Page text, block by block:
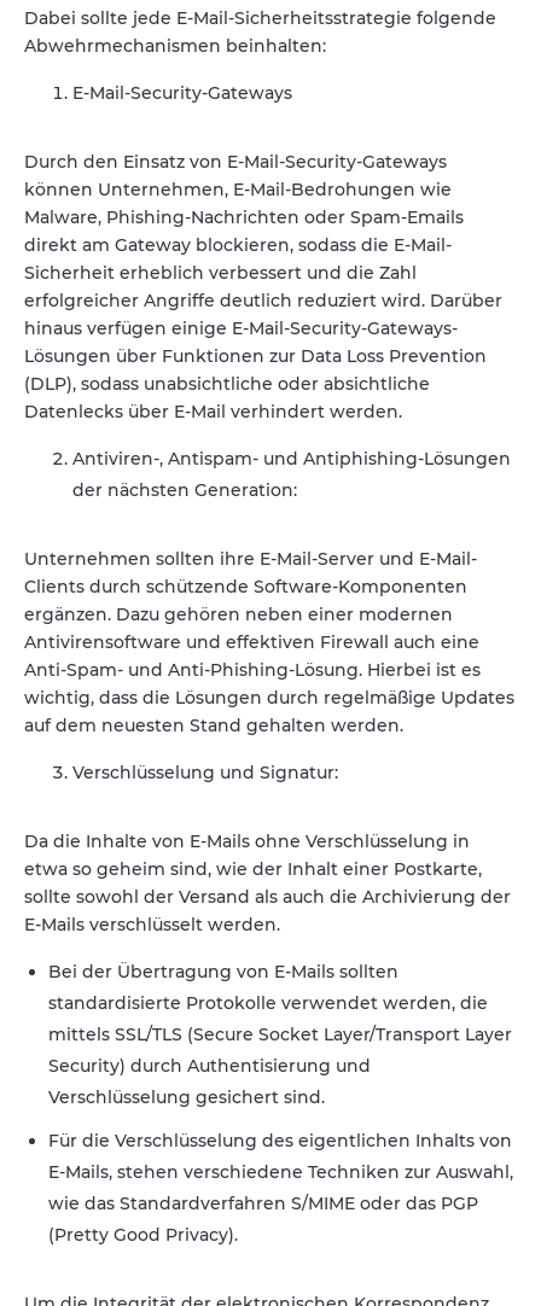
Dabei sollte jede E-Mail-Sicherheitsstrategie folgende
Abwehrmechanismen beinhalten:
E-Mail-Security-Gateways
Durch den Einsatz von E-Mail-Security-Gateways
können Unternehmen, E-Mail-Bedrohungen wie
Malware, Phishing-Nachrichten oder Spam-Emails
direkt am Gateway blockieren, sodass die E-Mail-
Sicherheit erheblich verbessert und die Zahl
erfolgreicher Angriffe deutlich reduziert wird. Darüber
hinaus verfügen einige E-Mail-Security-Gateways-
Lösungen über Funktionen zur Data Loss Prevention
(DLP), sodass unabsichtliche oder absichtliche
Datenlecks über E-Mail verhindert werden.
Antiviren-, Antispam- und Antiphishing-Lösungen
der nächsten Generation:
Unternehmen sollten ihre E-Mail-Server und E-Mail-
Clients durch schützende Software-Komponenten
ergänzen. Dazu gehören neben einer modernen
Antivirensoftware und effektiven Firewall auch eine
Anti-Spam- und Anti-Phishing-Lösung. Hierbei ist es
wichtig, dass die Lösungen durch regelmäßige Updates
auf dem neuesten Stand gehalten werden.
Verschlüsselung und Signatur:
Da die Inhalte von E-Mails ohne Verschlüsselung in
etwa so geheim sind, wie der Inhalt einer Postkarte,
sollte sowohl der Versand als auch die Archivierung der
E-Mails verschlüsselt werden.
Bei der Übertragung von E-Mails sollten
standardisierte Protokolle verwendet werden, die
mittels SSL/TLS (Secure Socket Layer/Transport Layer
Security) durch Authentisierung und
Verschlüsselung gesichert sind.
Für die Verschlüsselung des eigentlichen Inhalts von
E-Mails, stehen verschiedene Techniken zur Auswahl,
wie das Standardverfahren S/MIME oder das PGP
(Pretty Good Privacy).